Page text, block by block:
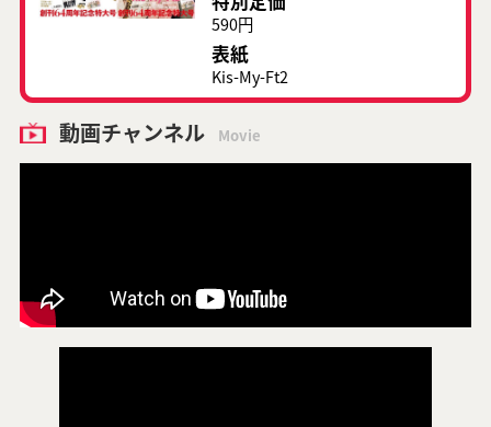
590円
表紙
Kis-My-Ft2
動画チャンネル Movie